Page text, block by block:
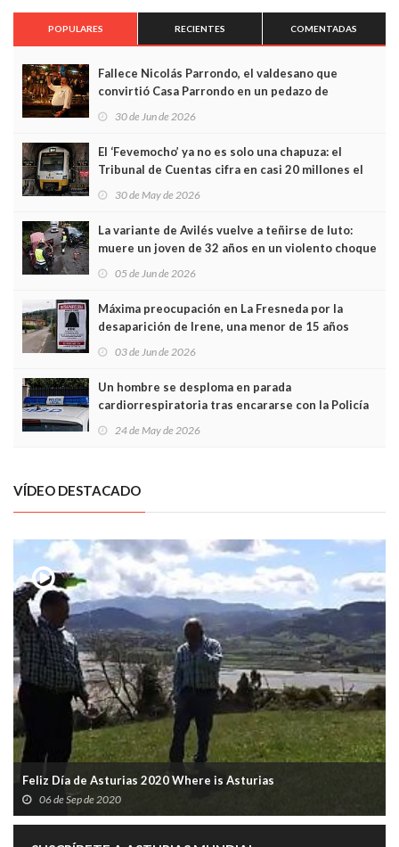
POPULARES RECIENTES COMENTADAS
Fallece Nicolás Parrondo, el valdesano que
convirtió Casa Parrondo en un pedazo de
30 de Jun de 2026
El ‘Fevemocho’ ya no es solo una chapuza: el
Tribunal de Cuentas cifra en casi 20 millones el
30 de May de 2026
La variante de Avilés vuelve a teñirse de luto:
muere un joven de 32 años en un violento choque
05 de Jun de 2026
Máxima preocupación en La Fresneda por la
desaparición de Irene, una menor de 15 años
03 de Jun de 2026
Un hombre se desploma en parada
cardiorrespiratoria tras encararse con la Policía
24 de May de 2026
VÍDEO DESTACADO
Feliz Día de Asturias 2020 Where is Asturias
06 de Sep de 2020